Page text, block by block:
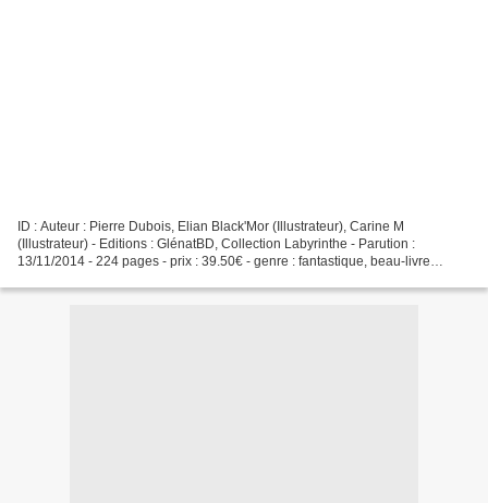
ID : Auteur : Pierre Dubois, Elian Black'Mor (Illustrateur), Carine M
(Illustrateur) - Editions : GlénatBD, Collection Labyrinthe - Parution :
13/11/2014 - 224 pages - prix : 39.50€ - genre : fantastique, beau-livre